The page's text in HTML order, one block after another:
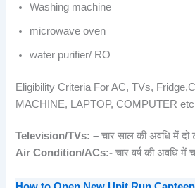
Washing machine
microwave oven
water purifier/ RO
Eligibility Criteria For AC, TVs,
MACHINE, LAPTOP, COMPUTER etc
Television/TVs: – चार साल की अवधि में दो
Air Condition/ACs:- चार वर्ष की अवधि में